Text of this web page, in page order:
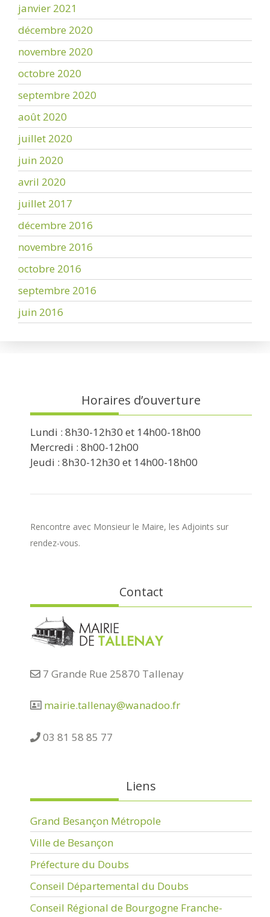
janvier 2021
décembre 2020
novembre 2020
octobre 2020
septembre 2020
août 2020
juillet 2020
juin 2020
avril 2020
juillet 2017
décembre 2016
novembre 2016
octobre 2016
septembre 2016
juin 2016
Horaires d’ouverture
Lundi : 8h30-12h30 et 14h00-18h00
Mercredi : 8h00-12h00
Jeudi : 8h30-12h30 et 14h00-18h00
Rencontre avec Monsieur le Maire, les Adjoints sur
rendez-vous.
Contact
7 Grande Rue 25870 Tallenay
mairie.tallenay@wanadoo.fr
03 81 58 85 77
Liens
Grand Besançon Métropole
Ville de Besançon
Préfecture du Doubs
Conseil Départemental du Doubs
Conseil Régional de Bourgogne Franche-